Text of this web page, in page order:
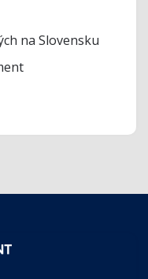
na Slovensku